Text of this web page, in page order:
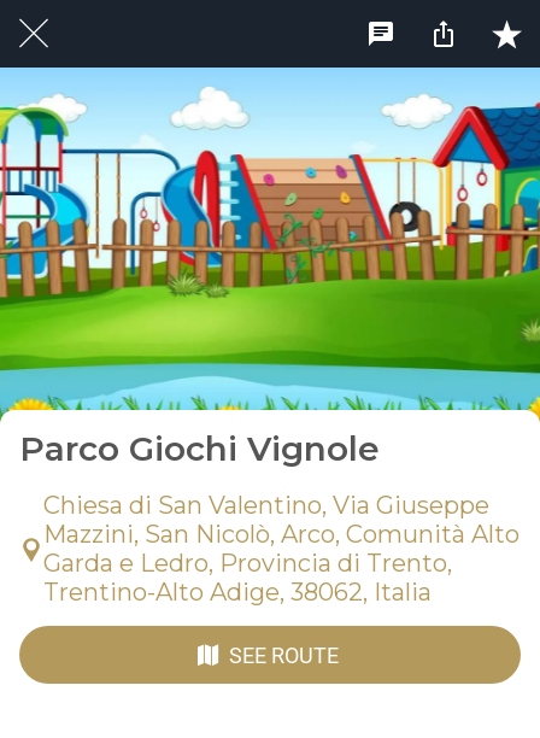
Parco Giochi Vignole
Chiesa di San Valentino, Via Giuseppe
Mazzini, San Nicolò, Arco, Comunità Alto
Garda e Ledro, Provincia di Trento,
Trentino-Alto Adige, 38062, Italia
SEE ROUTE